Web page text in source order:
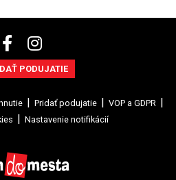
PODUJATIE
Pridať podujatie
VOP a GDPR
Nastavenie notifikácií